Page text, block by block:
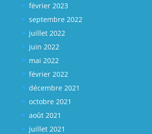
février 2023
septembre 2022
juillet 2022
juin 2022
mai 2022
février 2022
décembre 2021
octobre 2021
août 2021
juillet 2021